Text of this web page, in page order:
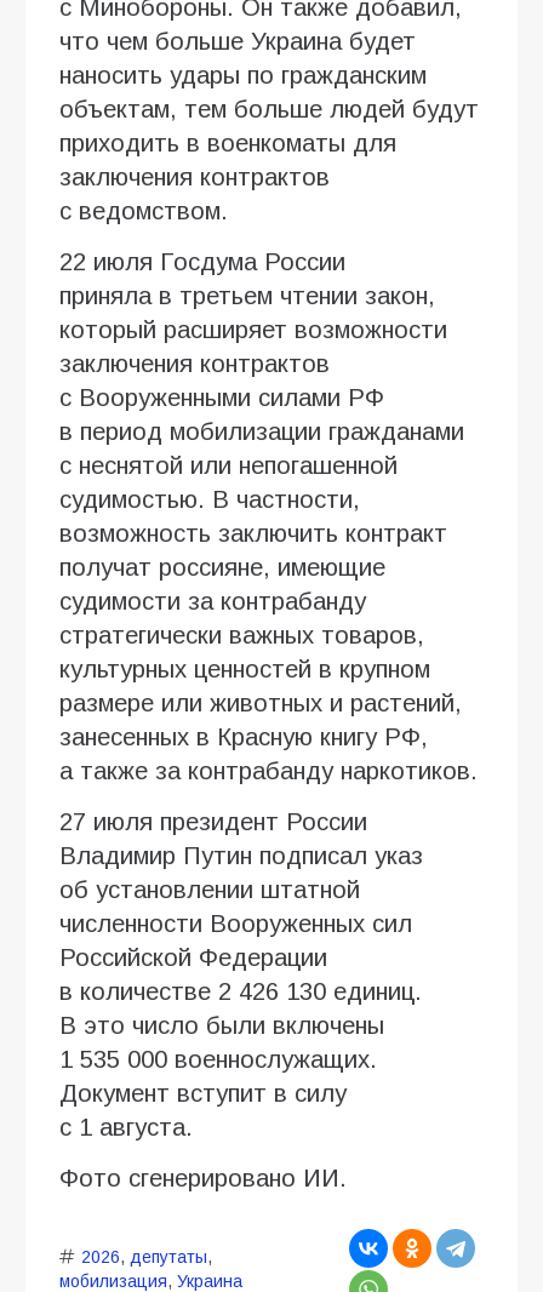
с Минобороны. Он также добавил,
что чем больше Украина будет
наносить удары по гражданским
объектам, тем больше людей будут
приходить в военкоматы для
заключения контрактов
с ведомством.
22 июля Госдума России
приняла в третьем чтении закон,
который расширяет возможности
заключения контрактов
с Вооруженными силами РФ
в период мобилизации гражданами
с неснятой или непогашенной
судимостью. В частности,
возможность заключить контракт
получат россияне, имеющие
судимости за контрабанду
стратегически важных товаров,
культурных ценностей в крупном
размере или животных и растений,
занесенных в Красную книгу РФ,
а также за контрабанду наркотиков.
27 июля президент России
Владимир Путин подписал указ
об установлении штатной
численности Вооруженных сил
Российской Федерации
в количестве 2 426 130 единиц.
В это число были включены
1 535 000 военнослужащих.
Документ вступит в силу
с 1 августа.
Фото сгенерировано ИИ.
2026, депутаты,
мобилизация, Украина